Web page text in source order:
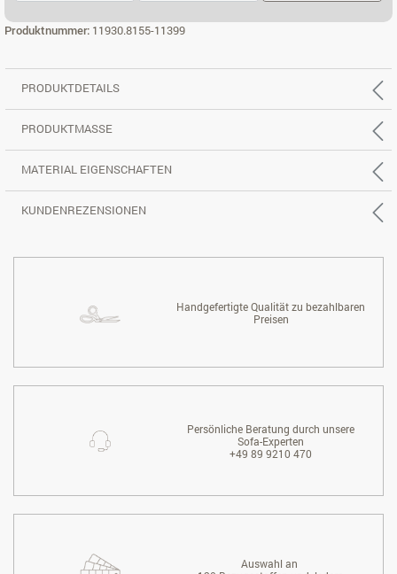
Produktnummer: 11930.8155-11399
PRODUKTDETAILS
PRODUKTMASSE
MATERIAL EIGENSCHAFTEN
KUNDENREZENSIONEN
Handgefertigte Qualität zu bezahlbaren
Preisen
Persönliche Beratung durch unsere
Sofa-Experten
+49 89 9210 470
Auswahl an